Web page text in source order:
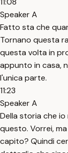
Speaker A
Fatto sta che
Tornano questa
questa volta in
appunto in casa,
l'unica parte.
11:23
Speaker A
Della storia che
questo. Vorrei,
capito? Quindi